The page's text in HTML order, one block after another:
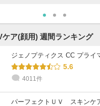
ケア(顔用) 週間ランキング
ジェノプティクス CC プライ
5.6
4011件
パーフェクトＵＶ スキンケ